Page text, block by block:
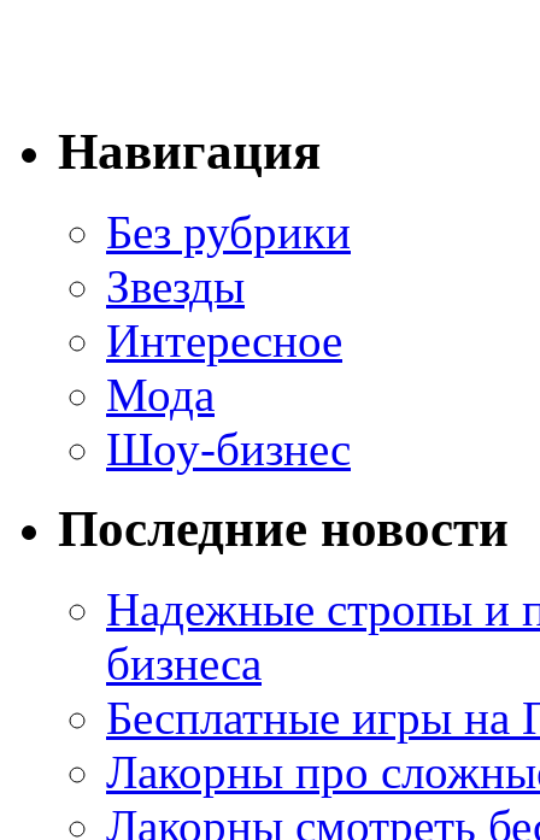
Навигация
Без рубрики
Звезды
Интересное
Мода
Шоу-бизнес
Последние новости
Надежные стропы и
бизнеса
Бесплатные игры на
Лакорны про
Лакорны смотреть